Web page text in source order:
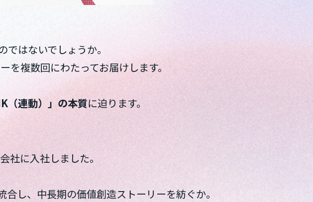
はないでしょうか。
複数回にわたってお届けします。
（連動）」の本質に迫ります。
社に入社しました。
し、中長期の価値創造ストーリーを紡ぐか。